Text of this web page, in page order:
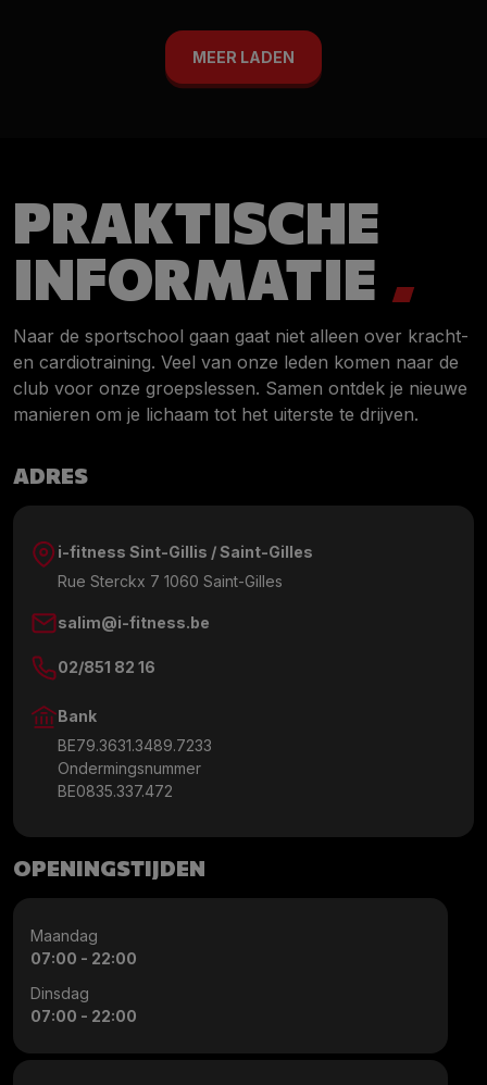
MEER LADEN
PRAKTISCHE
INFORMATIE
Naar de sportschool gaan gaat niet alleen over kracht-
en cardiotraining. Veel van onze leden komen naar de
club voor onze groepslessen. Samen ontdek je nieuwe
manieren om je lichaam tot het uiterste te drijven.
ADRES
i-fitness Sint-Gillis / Saint-Gilles
Rue Sterckx 7 1060 Saint-Gilles
salim@i-fitness.be
02/851 82 16
Bank
BE79.3631.3489.7233
Ondermingsnummer
BE0835.337.472
OPENINGSTIJDEN
Maandag
07:00 - 22:00
Dinsdag
07:00 - 22:00